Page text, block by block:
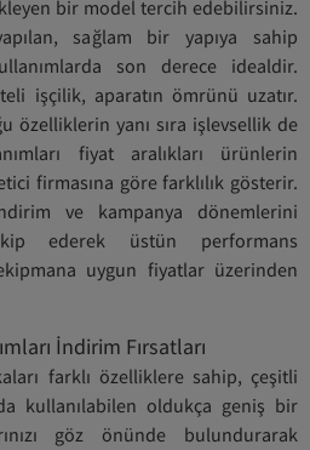
bir model tercih edebilirsiniz.
sağlam bir yapıya sahip
son derece idealdir.
işçilik, aparatın ömrünü uzatır.
özelliklerin yanı sıra işlevsellik de
fiyat aralıkları ürünlerin
firmasına göre farklılık gösterir.
ve kampanya dönemlerini
ederek üstün performans
uygun fiyatlar üzerinden
İndirim Fırsatları
farklı özelliklere sahip, çeşitli
kullanılabilen oldukça geniş bir
göz önünde bulundurarak